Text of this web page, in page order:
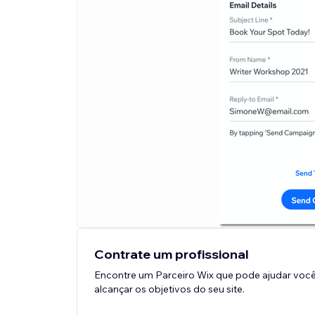
Contrate um profissional
Encontre um Parceiro Wix que pode ajudar
alcançar os objetivos do seu site.